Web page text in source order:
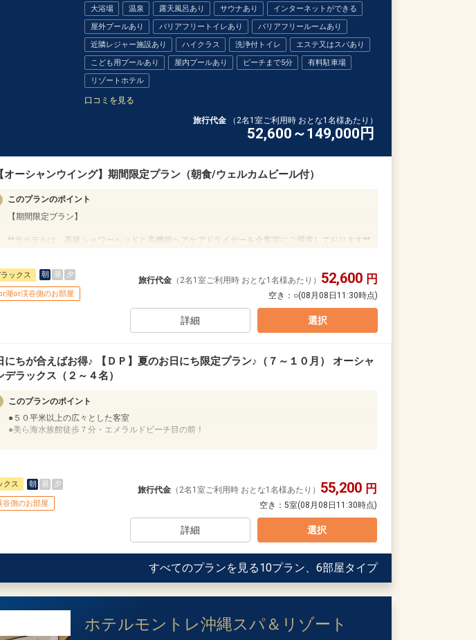
●３連泊以上ご宿泊の方に、滞在中ランチ１回付（限定メニュー）
※旅行代金に含まれます。
●２泊ごとに１回の「エコ清掃」を導入
※２泊目と４泊目はタオル交換、ゴミ回収、アメニティとミネラルウォーターの補充のみとなり
※割引適用後のご旅行代金は、カレンダーからお進みいただいた後表示される「空室照会結果確
認画面」でご確認ください。
●レンタルアメニティやお子様向けグッズなど多様なサポートアイテムのご利用ＯＫ（数量限定／
●屋外プール・フィットネスジム・Ｗｉ－Ｆｉが代金不要でご利用ＯＫ（屋外プール：営業期間４
●朝食券を２，０００円分の昼食券としてご利用いただけます（レストラン・メニュー限定）
※曜日によってご利用できない日程やメニュー限定となる場合がございます。詳しくはホテルに
※旅行代金に含まれます。
お子様ポイント
●お子様用ルームウェア・スリッパをご用意♪
す）
をご記入ください。
※旅行代金に含まれます。
●３連泊以上ご宿泊の方に、滞在中ランチ１回付（限定メニュー）
※旅行代金に含まれます。
朝食のご案内
●Deli&Cafe
Brekfast Boxの内容：メインメニュー・サラダ・温菜・フルーツのブッフェ、本日のスープ＆ド
リンク
【営業時間】６：３０～１１：００ ／ ラストオーダー １０：３０
※２泊目と４泊目はタオル交換、ゴミ回収、アメニティとミネラルウォーターの補充のみとなり
ます。
設定期間：2026年6月1日～2026年10月31日
大浴場 温泉 露天風呂あり サウナあり
インターネットができる
屋外プールあり
バリアフリートイレあり
バリアフリールームあり
近隣レジャー施設あり
ハイクラス 洗浄付トイレ
エステ又はスパあり
こども用プールあり
屋内プールあり ビーチまで5分
有料駐車場
リゾートホテル
口コミを見る
旅行代金 （2名1室ご利用時 おとな1名様あたり）
52,600～149,000 円
【オーシャンウイング】期間限定プラン（朝食/ウェルカムビール付）
このプランのポイント
【期間限定プラン】
**当ホテルは、高級シャワーヘッドと高機能ヘアケアドライヤーを全客室にご用意しております**
島の朝を彩る、温もり感じるふっくらおにぎりと地元ベーカリーの香ばしい特製パン。
オリオンビールのフリーフローとともに、心はずむ美味しさをご提供します。
メインダイニング「The Orion Brasserie ＆ Table」（6:30～10:00）
・ウェルカムビールのご提供 ※ソフトドリンクへ変更可
・客室冷蔵庫内のドリンク／オリオンビール、チューハイ（初泊セット）
・アウトドアプール、インドアプール（通年／9：00～19：00）
・フィットネスジム、キッズプレイルーム
【連泊時の客室清掃（エコ清掃）に関するご案内】
タオル交換/ゴミ回収/お水の補充のみとなります。
設定期間：2026年6月21日～2026年9月30日
インターネットコース番号：DP-2-200000045224
ックス 朝 昼 夕
湖or渓谷側のお部屋
旅行代金 （2名1室ご利用時 おとな1名様あたり） 52,600 円
空き： ○(08月08日11:30時点)
詳細 選択
にちが合えばお得♪ 【ＤＰ】夏のお日にち限定プラン♪（７～１０月） オーシャ
デラックス（２～４名）
このプランのポイント
●５０平米以上の広々とした客室
●美ら海水族館徒歩７分・エメラルドビーチ目の前！
●ウェルカムドリンクとして「オリオンビール」をご用意！（ソフトドリンクにも変更可）
※提供場所はホテル到着時にご確認ください。
●ご朝食ブッフェ「The Orion Brasserie ＆ Table」にて、オリオンビールのフリーフローをご用
●ミニバー（客室冷蔵庫）にドリンクをご用意
※客室冷蔵庫にオリオンザドラフト(缶)およびオリオンチューハイ(缶)をご用意（おとな・おひと
※ソフトドリンク変更可
クス 朝 昼 夕
側のお部屋
旅行代金 （2名1室ご利用時 おとな1名様あたり） 55,200 円
空き： 5室(08月08日11:30時点)
詳細 選択
すべてのプランを見る10プラン、6部屋タイプ
ホテルモントレ沖縄スパ＆リゾート